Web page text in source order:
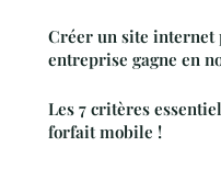
Créer un site internet
entreprise gagne en
Les 7 critères
forfait mobile !